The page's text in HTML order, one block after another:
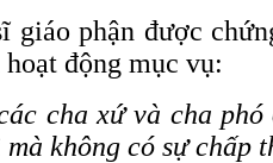
giáo phận được
động mục vụ:
cha xứ và cha
không có sự